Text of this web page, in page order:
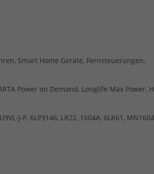
Smart Home Geräte, Fernsteuerungen,
Power on Demand, Longlife Max Power,
J-P, 6LP3146, LR22, 1604A, 6LR61,